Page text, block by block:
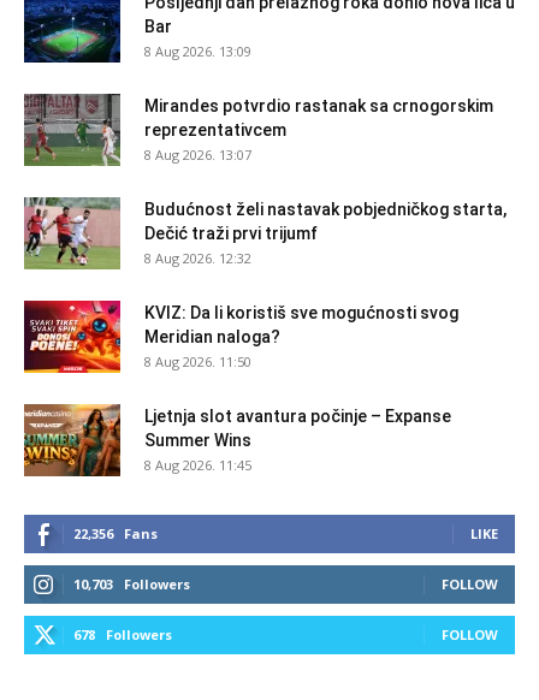
Bar
8 Aug 2026. 13:09
Mirandes potvrdio rastanak sa crnogorskim
reprezentativcem
8 Aug 2026. 13:07
Budućnost želi nastavak pobjedničkog starta,
Dečić traži prvi trijumf
8 Aug 2026. 12:32
KVIZ: Da li koristiš sve mogućnosti svog
Meridian naloga?
8 Aug 2026. 11:50
Ljetnja slot avantura počinje – Expanse
Summer Wins
8 Aug 2026. 11:45
22,356 Fans LIKE
10,703 Followers FOLLOW
678 Followers FOLLOW